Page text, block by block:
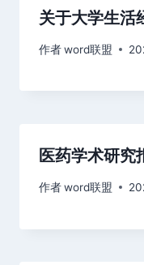
关于大学生活
作者word联盟
医药学术研
作者word联盟